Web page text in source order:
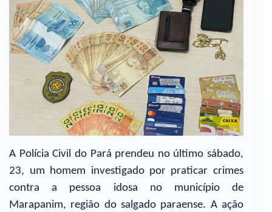
A Polícia Civil do Pará prendeu no último sábado,
23, um homem investigado por praticar crimes
contra a pessoa idosa no município de
Marapanim, região do salgado paraense. A ação